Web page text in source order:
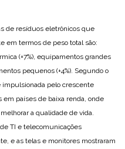
de resíduos eletrônicos que
em termos de peso total são:
(+7%), equipamentos grandes
pequenos (+4%). Segundo o
impulsionada pelo crescente
países de baixa renda, onde
a qualidade de vida.
TI e telecomunicações
e as telas e monitores mostraram